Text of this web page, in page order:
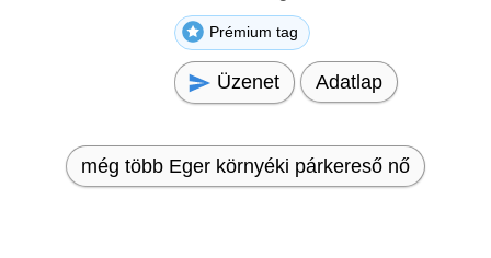
Prémium tag
Üzenet Adatlap
még több Eger környéki párkereső nő